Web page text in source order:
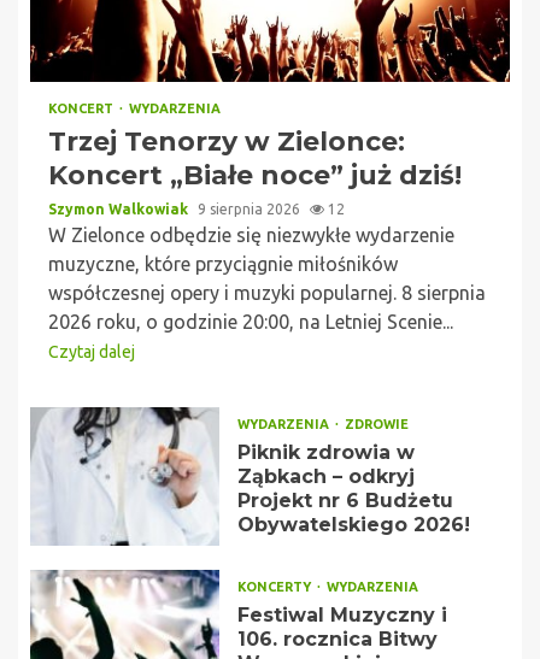
KONCERT WYDARZENIA
Trzej Tenorzy w Zielonce:
Koncert „Białe noce” już dziś!
Szymon Walkowiak 9 sierpnia 2026 12
W Zielonce odbędzie się niezwykłe wydarzenie
muzyczne, które przyciągnie miłośników
współczesnej opery i muzyki popularnej. 8 sierpnia
2026 roku, o godzinie 20:00, na Letniej Scenie...
Czytaj dalej
WYDARZENIA ZDROWIE
Piknik zdrowia w
Ząbkach – odkryj
Projekt nr 6 Budżetu
Obywatelskiego 2026!
KONCERTY WYDARZENIA
Festiwal Muzyczny i
106. rocznica Bitwy